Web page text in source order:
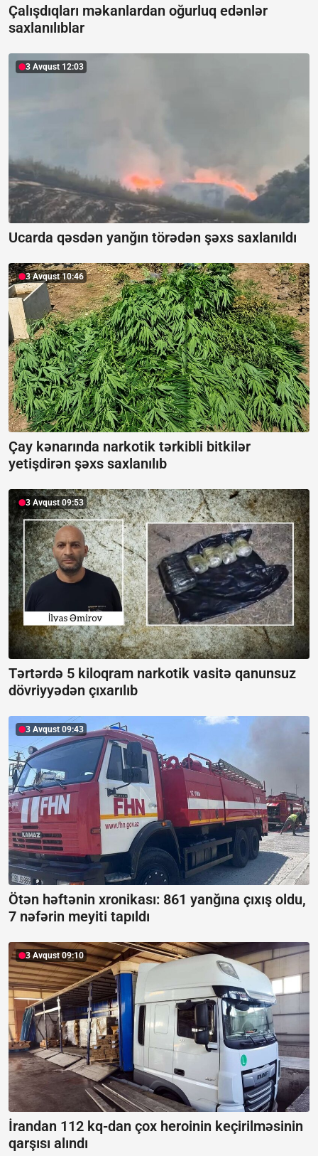
Çalışdıqları məkanlardan oğurluq edənlər
saxlanılıblar
3 Avqust 12:03
Ucarda qəsdən yanğın törədən şəxs saxlanıldı
3 Avqust 10:46
Çay kənarında narkotik tərkibli bitkilər
yetişdirən şəxs saxlanılıb
3 Avqust 09:53
Tərtərdə 5 kiloqram narkotik vasitə qanunsuz
dövriyyədən çıxarılıb
3 Avqust 09:43
Ötən həftənin xronikası: 861 yanğına çıxış oldu,
7 nəfərin meyiti tapıldı
3 Avqust 09:10
İrandan 112 kq-dan çox heroinin keçirilməsinin
qarşısı alındı